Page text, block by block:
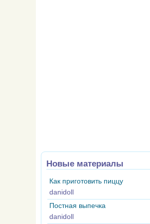
Новые материалы
Как приготовить пиццу
danidoll
Постная выпечка
danidoll